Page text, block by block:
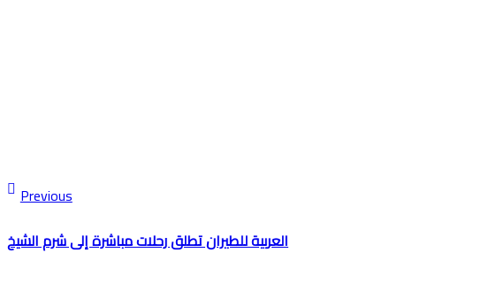
Previous
العربية للطيران تطلق رحلات مباشرة إلى شرم الشيخ